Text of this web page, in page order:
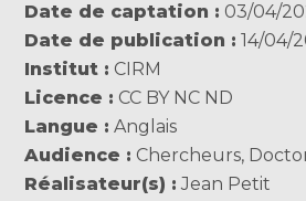
Date de captation
03/04/
Date de publication
14/04/
Institut
CIRM
Licence
CC BY NC ND
Langue
Anglais
Audience
Chercheurs,
Réalisateur(s)
Jean Petit